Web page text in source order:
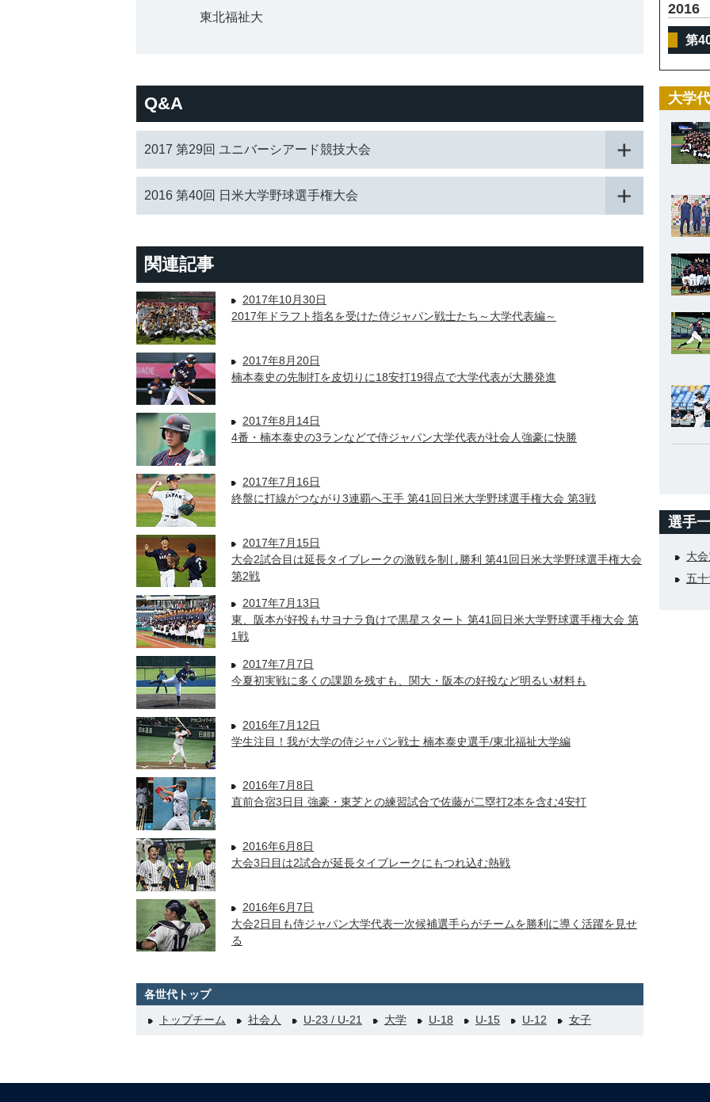
東北福祉大
Q&A
2017 第29回 ユニバーシアード競技大会
2016 第40回 日米大学野球選手権大会
関連記事
2017年10月30日
2017年ドラフト指名を受けた侍ジャパン戦士たち～大学代表編～
2017年8月20日
楠本泰史の先制打を皮切りに18安打19得点で大学代表が大勝発進
2017年8月14日
4番・楠本泰史の3ランなどで侍ジャパン大学代表が社会人強豪に快勝
2017年7月16日
終盤に打線がつながり3連覇へ王手 第41回日米大学野球選手権大会 第3戦
2017年7月15日
大会2試合目は延長タイブレークの激戦を制し勝利 第41回日米大学野球選手権大会
第2戦
2017年7月13日
東、阪本が好投もサヨナラ負けで黒星スタート 第41回日米大学野球選手権大会 第
1戦
2017年7月7日
今夏初実戦に多くの課題を残すも、関大・阪本の好投など明るい材料も
2016年7月12日
学生注目！我が大学の侍ジャパン戦士 楠本泰史選手/東北福祉大学編
2016年7月8日
直前合宿3日目 強豪・東芝との練習試合で佐藤が二塁打2本を含む4安打
2016年6月8日
大会3日目は2試合が延長タイブレークにもつれ込む熱戦
2016年6月7日
大会2日目も侍ジャパン大学代表一次候補選手らがチームを勝利に導く活躍を見せ
る
各世代トップ
トップチーム
社会人 U-23 / U-21 大学 U-18 U-15 U-12 女子
2016
第
大学
選手
大
五